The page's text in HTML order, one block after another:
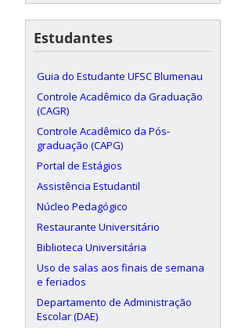
Estudantes
Guia do Estudante UFSC Blumenau
Controle Acadêmico da Graduação
(CAGR)
Controle Acadêmico da Pós-
graduação (CAPG)
Portal de Estágios
Assistência Estudantil
Núcleo Pedagógico
Restaurante Universitário
Biblioteca Universitária
Uso de salas aos finais de semana
e feriados
Departamento de Administração
Escolar (DAE)